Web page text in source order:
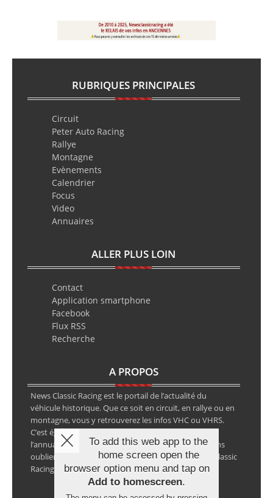
RUBRIQUES PRINCIPALES
Circuit
Peter Auto Racing
Rallye
Montagne
Evènements
Calendrier
Focus
Video
Annuaires
ALLER PLUS LOIN
Contact
Application smartphone
Facebook
Flux RSS
Recherche
A PROPOS
News Classic Racing est le portail de l’actualité du
véhicule historique. Que ce soit en circuit, en rallye ou en
montagne, vous y retrouverez les infos VHC ou VHRS.
C’est également le calendrier des épreuves ainsi que
l’annuaire des spécialistes de la voiture ancienne, sans
oublier les petites annonces avec notre partenaire Classic
Racing Annonces.
To add this web app to the
home screen open the
browser option menu and tap on
Add to homescreen.